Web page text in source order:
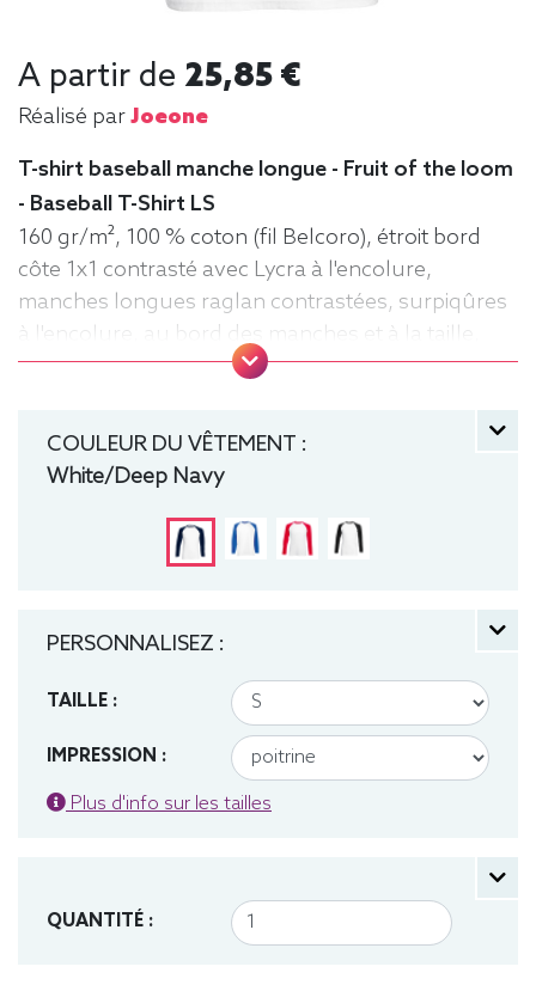
A partir de 25,85 €
Réalisé parJoeone
T-shirt baseball manche longue - Fruit of the loom
- Baseball T-Shirt LS
160 gr/m², 100 % coton (fil Belcoro), étroit bord
côte 1x1 contrasté avec Lycra à l'encolure,
manches longues raglan contrastées, surpiqûres
à l'encolure, au bord des manches et à la taille,
matériau tubulaire. Tee baseball, Tee-shirt,
COULEUR DU VÊTEMENT :
White/Deep Navy
PERSONNALISEZ :
TAILLE :
IMPRESSION :
Plus d'info sur les tailles
QUANTITÉ :